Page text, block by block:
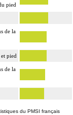
pied
de la
pied
de la
du PMSI français